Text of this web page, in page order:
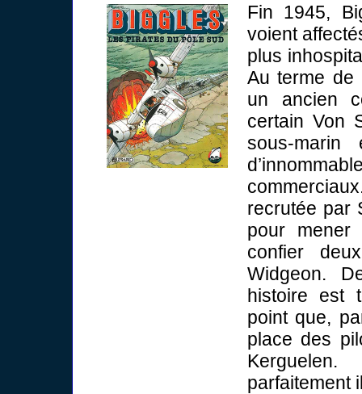
Fin 1945,
voient
plus
Au terme de
un ancien
certain Von
sous-
recrutée par
pour
confier
Widgeon.
histoire est
point que,
place des
parfaitement